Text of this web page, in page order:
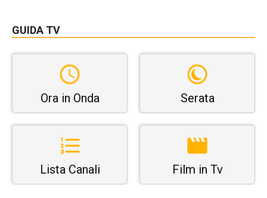
GUIDA TV
Ora in Onda Serata
Lista Canali Film in Tv